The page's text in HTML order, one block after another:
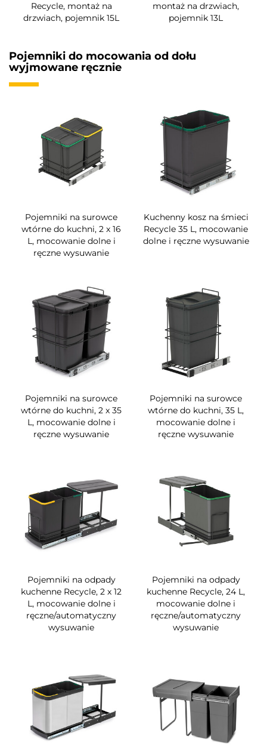
Recycle, montaż na
drzwiach, pojemnik 15L
montaż na drzwiach,
pojemnik 13L
Pojemniki do mocowania od dołu
wyjmowane ręcznie
Pojemniki na surowce
wtórne do kuchni, 2 x 16
L, mocowanie dolne i
ręczne wysuwanie
Kuchenny kosz na śmieci
Recycle 35 L, mocowanie
dolne i ręczne wysuwanie
Pojemniki na surowce
wtórne do kuchni, 2 x 35
L, mocowanie dolne i
ręczne wysuwanie
Pojemniki na surowce
wtórne do kuchni, 35 L,
mocowanie dolne i
ręczne wysuwanie
Pojemniki na odpady
kuchenne Recycle, 2 x 12
L, mocowanie dolne i
ręczne/automatyczny
wysuwanie
Pojemniki na odpady
kuchenne Recycle, 24 L,
mocowanie dolne i
ręczne/automatyczny
wysuwanie